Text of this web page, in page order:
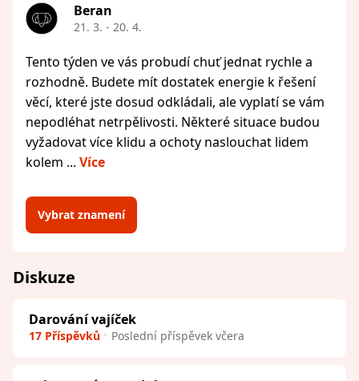
Beran
21. 3. - 20. 4.
Tento týden ve vás probudí chuť jednat rychle a
rozhodně. Budete mít dostatek energie k řešení
věcí, které jste dosud odkládali, ale vyplatí se vám
nepodléhat netrpělivosti. Některé situace budou
vyžadovat více klidu a ochoty naslouchat lidem
kolem ... Více
Vybrat znamení
Diskuze
Darování vajíček
17 Příspěvků Poslední příspěvek včera